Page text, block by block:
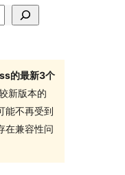
的最新3个
新版本的
能不再受到
在兼容性问